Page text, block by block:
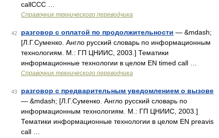
callССС …
Справочник технического переводчика
42 разговор с оплатой по продолжительности — &mdash;
[Л.Г.Суменко. Англо русский словарь по информационным
технологиям. М.: ГП ЦНИИС, 2003.] Тематики
информационные технологии в целом EN timed call …
Справочник технического переводчика
43
разговор с предварительным уведомлением о вызове
— &mdash; [Л.Г.Суменко. Англо русский словарь по
информационным технологиям. М.: ГП ЦНИИС, 2003.]
Тематики информационные технологии в целом EN preavis
call …